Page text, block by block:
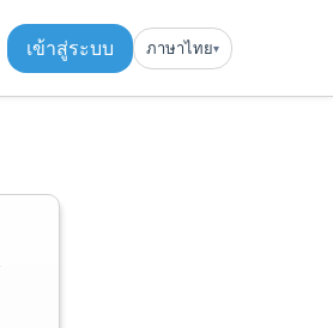
เข้าสู่ระบบ ภาษาไทย▾︎